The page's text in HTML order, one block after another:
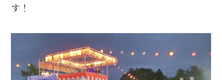
す！